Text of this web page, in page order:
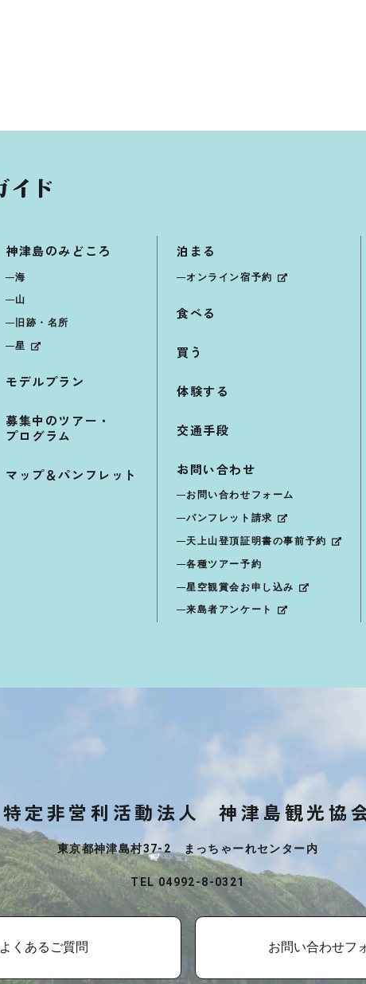
神津島のみどころ
海
山
旧跡・名所
星
モデルプラン
募集中のツアー・
プログラム
マップ＆パンフレット
泊まる
オンライン宿予約
食べる
買う
体験する
交通手段
お問い合わせ
お問い合わせフォーム
パンフレット請求
天上山登頂証明書の事前予約
各種ツアー予約
星空観賞会お申し込み
来島者アンケート
特定非営利活動法人 神津島観光協
東京都神津島村37-2 まっちゃーれセンター内
TEL 04992-8-0321
よくあるご質問 お問い合わせフ